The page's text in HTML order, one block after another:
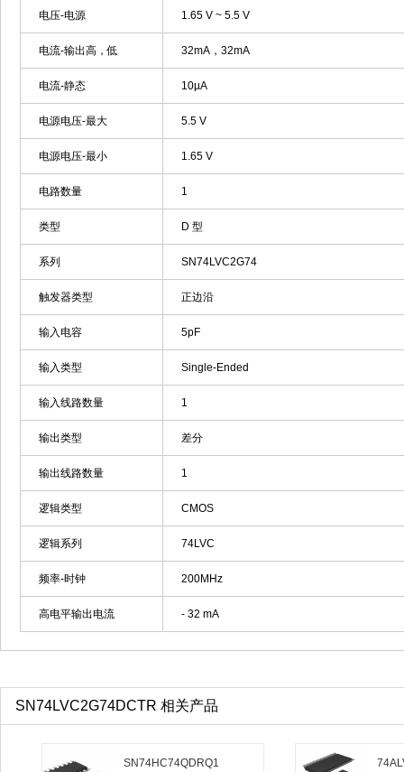
电压-电源 1.65 V ~ 5.5 V
电流-输出高，低 32mA，32mA
电流-静态 10µA
电源电压-最大 5.5 V
电源电压-最小 1.65 V
电路数量 1
类型 D 型
系列 SN74LVC2G74
触发器类型 正边沿
输入电容 5pF
输入类型 Single-Ended
输入线路数量 1
输出类型 差分
输出线路数量 1
逻辑类型 CMOS
逻辑系列 74LVC
频率-时钟 200MHz
高电平输出电流 - 32 mA
SN74LVC2G74DCTR 相关产品
SN74HC74QDRQ1